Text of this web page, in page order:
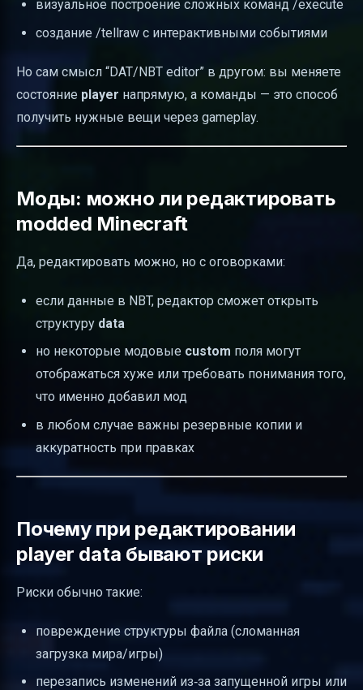
визуальное построение сложных команд /execute
создание /tellraw с интерактивными событиями
Но сам смысл “DAT/NBT editor” в другом: вы меняете
состояние player напрямую, а команды — это способ
получить нужные вещи через gameplay.
Моды: можно ли редактировать
modded Minecraft
Да, редактировать можно, но с оговорками:
если данные в NBT, редактор сможет открыть
структуру data
но некоторые модовые custom поля могут
отображаться хуже или требовать понимания того,
что именно добавил мод
в любом случае важны резервные копии и
аккуратность при правках
Почему при редактировании
player data бывают риски
Риски обычно такие:
повреждение структуры файла (сломанная
загрузка мира/игры)
перезапись изменений из‑за запущенной игры или